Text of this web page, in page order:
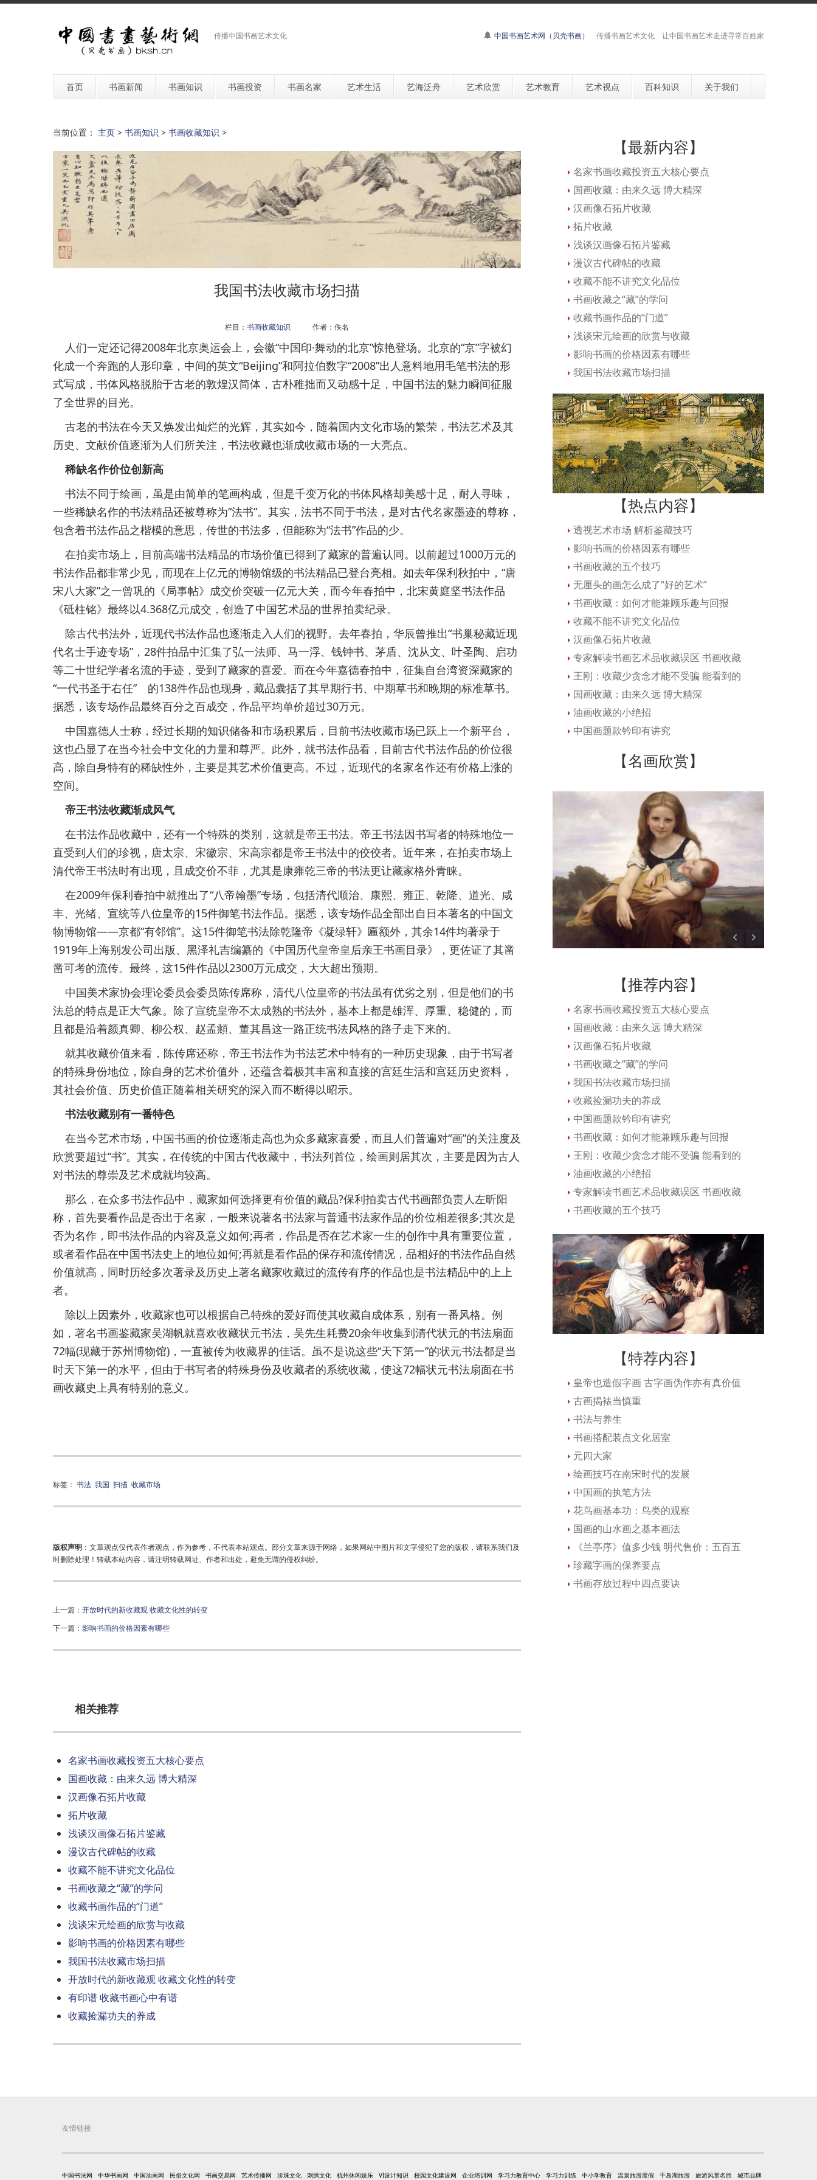
传播中国书画艺术文化 中国书画艺术网（贝壳书画） 传播书画艺术文化 让中国书画艺术走进寻常百姓家
首页 书画新闻 书画知识 书画投资 书画名家 艺术生活 艺海泛舟 艺术欣赏 艺术教育 艺术视点 百科知识 关于我们
当前位置： 主页 > 书画知识 > 书画收藏知识 >
我国书法收藏市场扫描
栏目： 书画收藏知识 作者：佚名
人们一定还记得2008年北京奥运会上，会徽“中国印·舞动的北京”惊艳登场。北京的“京”字被幻
化成一个奔跑的人形印章，中间的英文“Beijing”和阿拉伯数字“2008”出人意料地用毛笔书法的形
式写成，书体风格脱胎于古老的敦煌汉简体，古朴稚拙而又动感十足，中国书法的魅力瞬间征服
了全世界的目光。
古老的书法在今天又焕发出灿烂的光辉，其实如今，随着国内文化市场的繁荣，书法艺术及其
历史、文献价值逐渐为人们所关注，书法收藏也渐成收藏市场的一大亮点。
稀缺名作价位创新高
书法不同于绘画，虽是由简单的笔画构成，但是千变万化的书体风格却美感十足，耐人寻味，
一些稀缺名作的书法精品还被尊称为“法书”。其实，法书不同于书法，是对古代名家墨迹的尊称，
包含着书法作品之楷模的意思，传世的书法多，但能称为“法书”作品的少。
在拍卖市场上，目前高端书法精品的市场价值已得到了藏家的普遍认同。以前超过1000万元的
书法作品都非常少见，而现在上亿元的博物馆级的书法精品已登台亮相。如去年保利秋拍中，“唐
宋八大家”之一曾巩的《局事帖》成交价突破一亿元大关，而今年春拍中，北宋黄庭坚书法作品
《砥柱铭》最终以4.368亿元成交，创造了中国艺术品的世界拍卖纪录。
除古代书法外，近现代书法作品也逐渐走入人们的视野。去年春拍，华辰曾推出“书巢秘藏近现
代名士手迹专场”，28件拍品中汇集了弘一法师、马一浮、钱钟书、茅盾、沈从文、叶圣陶、启功
等二十世纪学者名流的手迹，受到了藏家的喜爱。而在今年嘉德春拍中，征集自台湾资深藏家的
“一代书圣于右任” 的138件作品也现身，藏品囊括了其早期行书、中期草书和晚期的标准草书。
据悉，该专场作品最终百分之百成交，作品平均单价超过30万元。
中国嘉德人士称，经过长期的知识储备和市场积累后，目前书法收藏市场已跃上一个新平台，
这也凸显了在当今社会中文化的力量和尊严。此外，就书法作品看，目前古代书法作品的价位很
高，除自身特有的稀缺性外，主要是其艺术价值更高。不过，近现代的名家名作还有价格上涨的
空间。
帝王书法收藏渐成风气
在书法作品收藏中，还有一个特殊的类别，这就是帝王书法。帝王书法因书写者的特殊地位一
直受到人们的珍视，唐太宗、宋徽宗、宋高宗都是帝王书法中的佼佼者。近年来，在拍卖市场上
清代帝王书法时有出现，且成交价不菲，尤其是康雍乾三帝的书法更让藏家格外青睐。
在2009年保利春拍中就推出了“八帝翰墨”专场，包括清代顺治、康熙、雍正、乾隆、道光、咸
丰、光绪、宣统等八位皇帝的15件御笔书法作品。据悉，该专场作品全部出自日本著名的中国文
物博物馆——京都“有邻馆”。这15件御笔书法除乾隆帝《凝绿轩》匾额外，其余14件均著录于
1919年上海别发公司出版、黑泽礼吉编纂的《中国历代皇帝皇后亲王书画目录》，更佐证了其凿
凿可考的流传。最终，这15件作品以2300万元成交，大大超出预期。
中国美术家协会理论委员会委员陈传席称，清代八位皇帝的书法虽有优劣之别，但是他们的书
法总的特点是正大气象。除了宣统皇帝不太成熟的书法外，基本上都是雄浑、厚重、稳健的，而
且都是沿着颜真卿、柳公权、赵孟頫、董其昌这一路正统书法风格的路子走下来的。
就其收藏价值来看，陈传席还称，帝王书法作为书法艺术中特有的一种历史现象，由于书写者
的特殊身份地位，除自身的艺术价值外，还蕴含着极其丰富和直接的宫廷生活和宫廷历史资料，
其社会价值、历史价值正随着相关研究的深入而不断得以昭示。
书法收藏别有一番特色
在当今艺术市场，中国书画的价位逐渐走高也为众多藏家喜爱，而且人们普遍对“画”的关注度及
欣赏要超过“书”。其实，在传统的中国古代收藏中，书法列首位，绘画则居其次，主要是因为古人
对书法的尊崇及艺术成就均较高。
那么，在众多书法作品中，藏家如何选择更有价值的藏品?保利拍卖古代书画部负责人左昕阳
称，首先要看作品是否出于名家，一般来说著名书法家与普通书法家作品的价位相差很多;其次是
否为名作，即书法作品的内容及意义如何;再者，作品是否在艺术家一生的创作中具有重要位置，
或者看作品在中国书法史上的地位如何;再就是看作品的保存和流传情况，品相好的书法作品自然
价值就高，同时历经多次著录及历史上著名藏家收藏过的流传有序的作品也是书法精品中的上上
者。
除以上因素外，收藏家也可以根据自己特殊的爱好而使其收藏自成体系，别有一番风格。例
如，著名书画鉴藏家吴湖帆就喜欢收藏状元书法，吴先生耗费20余年收集到清代状元的书法扇面
72幅(现藏于苏州博物馆)，一直被传为收藏界的佳话。虽不是说这些“天下第一”的状元书法都是当
时天下第一的水平，但由于书写者的特殊身份及收藏者的系统收藏，使这72幅状元书法扇面在书
画收藏史上具有特别的意义。
标签： 书法 我国 扫描 收藏市场
版权声明 ：文章观点仅代表作者观点，作为参考，不代表本站观点。部分文章来源于网络，如果网站中图片和文字侵犯了您的版权，请联系我们及
时删除处理！转载本站内容，请注明转载网址、作者和出处，避免无谓的侵权纠纷。
上一篇： 开放时代的新收藏观 收藏文化性的转变
下一篇： 影响书画的价格因素有哪些
相关推荐
名家书画收藏投资五大核心要点
国画收藏：由来久远 博大精深
汉画像石拓片收藏
拓片收藏
浅谈汉画像石拓片鉴藏
漫议古代碑帖的收藏
收藏不能不讲究文化品位
书画收藏之“藏”的学问
收藏书画作品的“门道”
浅谈宋元绘画的欣赏与收藏
影响书画的价格因素有哪些
我国书法收藏市场扫描
开放时代的新收藏观 收藏文化性的转变
有印谱 收藏书画心中有谱
收藏捡漏功夫的养成
【最新内容】
名家书画收藏投资五大核心要点
国画收藏：由来久远 博大精深
汉画像石拓片收藏
拓片收藏
浅谈汉画像石拓片鉴藏
漫议古代碑帖的收藏
收藏不能不讲究文化品位
书画收藏之“藏”的学问
收藏书画作品的“门道”
浅谈宋元绘画的欣赏与收藏
影响书画的价格因素有哪些
我国书法收藏市场扫描
【热点内容】
透视艺术市场 解析鉴藏技巧
影响书画的价格因素有哪些
书画收藏的五个技巧
无厘头的画怎么成了“好的艺术”
书画收藏：如何才能兼顾乐趣与回报
收藏不能不讲究文化品位
汉画像石拓片收藏
专家解读书画艺术品收藏误区 书画收藏
王刚：收藏少贪念才能不受骗 能看到的
国画收藏：由来久远 博大精深
油画收藏的小绝招
中国画题款钤印有讲究
【名画欣赏】
【推荐内容】
名家书画收藏投资五大核心要点
国画收藏：由来久远 博大精深
汉画像石拓片收藏
书画收藏之“藏”的学问
我国书法收藏市场扫描
收藏捡漏功夫的养成
中国画题款钤印有讲究
书画收藏：如何才能兼顾乐趣与回报
王刚：收藏少贪念才能不受骗 能看到的
油画收藏的小绝招
专家解读书画艺术品收藏误区 书画收藏
书画收藏的五个技巧
【特荐内容】
皇帝也造假字画 古字画伪作亦有真价值
古画揭裱当慎重
书法与养生
书画搭配装点文化居室
元四大家
绘画技巧在南宋时代的发展
中国画的执笔方法
花鸟画基本功：鸟类的观察
国画的山水画之基本画法
《兰亭序》值多少钱 明代售价：五百五
珍藏字画的保养要点
书画存放过程中四点要诀
友情链接
中国书法网 中华书画网 中国油画网 民俗文化网 书画交易网 艺术传播网 珍珠文化 刺绣文化 杭州休闲娱乐 VI设计知识 校园文化建设网 企业培训网 学习力教育中心 学习力训练 中小学教育 温泉旅游度假 千岛湖旅游 旅游风景名胜 城市品牌